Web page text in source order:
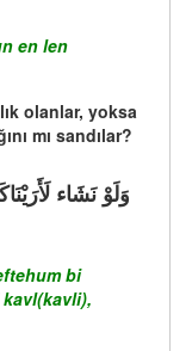
en len
olanlar, yoksa
mı sandılar?
bi